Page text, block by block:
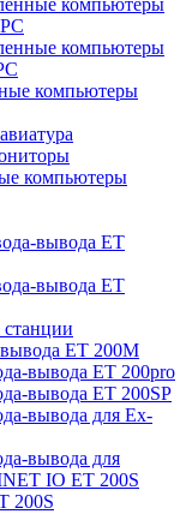
компьютеры
компьютеры
компьютеры
компьютеры
вывода ET
вывода ET
ET 200M
вывода ET 200pro
вывода ET 200SP
вывода для Ex-
вывода для
IO ET 200S
200S